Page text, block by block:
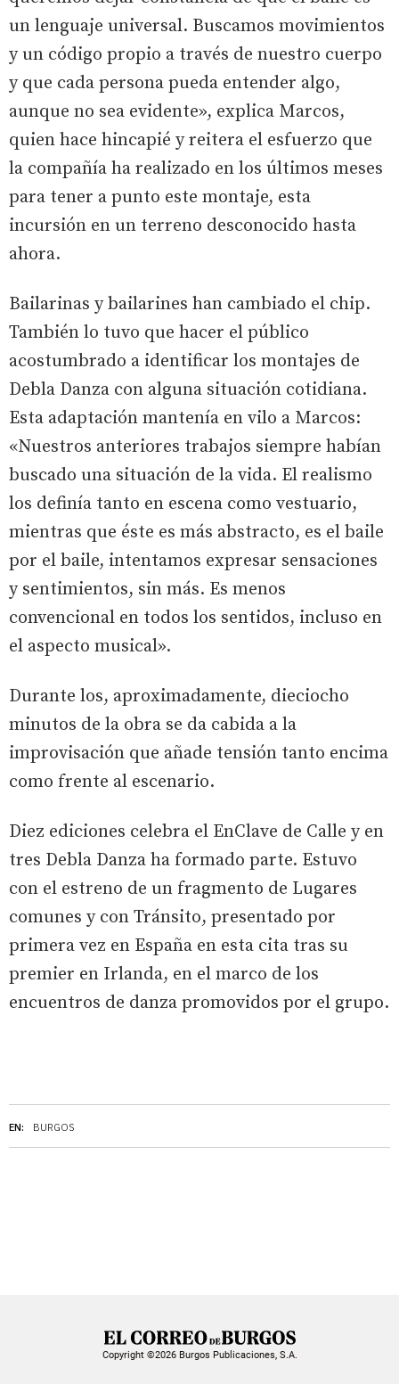
EN: BURGOS
un lenguaje universal. Buscamos movimientos
y un código propio a través de nuestro cuerpo
y que cada persona pueda entender algo,
aunque no sea evidente», explica Marcos,
quien hace hincapié y reitera el esfuerzo que
la compañía ha realizado en los últimos meses
para tener a punto este montaje, esta
incursión en un terreno desconocido hasta
ahora.
Bailarinas y bailarines han cambiado el chip.
También lo tuvo que hacer el público
acostumbrado a identificar los montajes de
Debla Danza con alguna situación cotidiana.
Esta adaptación mantenía en vilo a Marcos:
«Nuestros anteriores trabajos siempre habían
buscado una situación de la vida. El realismo
los definía tanto en escena como vestuario,
mientras que éste es más abstracto, es el baile
por el baile, intentamos expresar sensaciones
y sentimientos, sin más. Es menos
convencional en todos los sentidos, incluso en
el aspecto musical».
Durante los, aproximadamente, dieciocho
minutos de la obra se da cabida a la
improvisación que añade tensión tanto encima
como frente al escenario.
Diez ediciones celebra el EnClave de Calle y en
tres Debla Danza ha formado parte. Estuvo
con el estreno de un fragmento de Lugares
comunes y con Tránsito, presentado por
primera vez en España en esta cita tras su
premier en Irlanda, en el marco de los
encuentros de danza promovidos por el grupo.
Copyright ©2026 Burgos Publicaciones, S.A.